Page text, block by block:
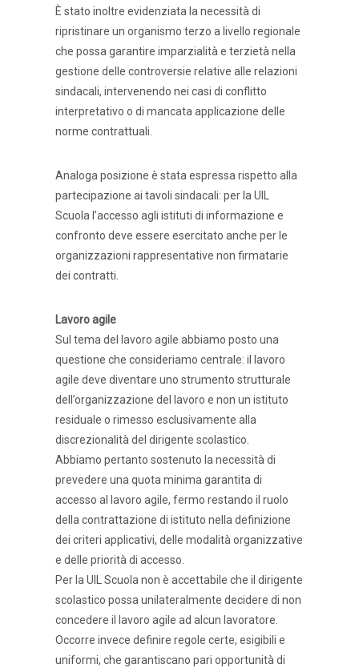
È stato inoltre evidenziata la necessità di
ripristinare un organismo terzo a livello regionale
che possa garantire imparzialità e terzietà nella
gestione delle controversie relative alle relazioni
sindacali, intervenendo nei casi di conflitto
interpretativo o di mancata applicazione delle
norme contrattuali.
Analoga posizione è stata espressa rispetto alla
partecipazione ai tavoli sindacali: per la UIL
Scuola l’accesso agli istituti di informazione e
confronto deve essere esercitato anche per le
organizzazioni rappresentative non firmatarie
dei contratti.
Lavoro agile
Sul tema del lavoro agile abbiamo posto una
questione che consideriamo centrale: il lavoro
agile deve diventare uno strumento strutturale
dell’organizzazione del lavoro e non un istituto
residuale o rimesso esclusivamente alla
discrezionalità del dirigente scolastico.
Abbiamo pertanto sostenuto la necessità di
prevedere una quota minima garantita di
accesso al lavoro agile, fermo restando il ruolo
della contrattazione di istituto nella definizione
dei criteri applicativi, delle modalità organizzative
e delle priorità di accesso.
Per la UIL Scuola non è accettabile che il dirigente
scolastico possa unilateralmente decidere di non
concedere il lavoro agile ad alcun lavoratore.
Occorre invece definire regole certe, esigibili e
uniformi, che garantiscano pari opportunità di